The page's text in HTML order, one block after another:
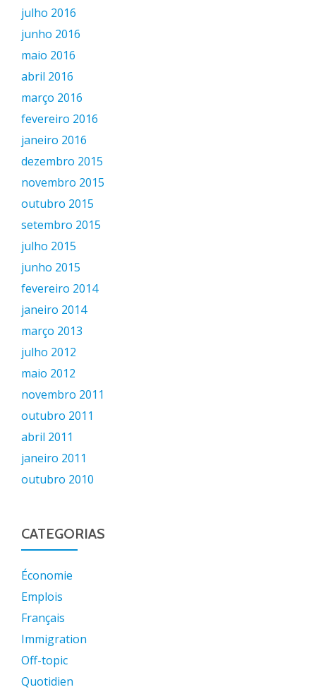
julho 2016
junho 2016
maio 2016
abril 2016
março 2016
fevereiro 2016
janeiro 2016
dezembro 2015
novembro 2015
outubro 2015
setembro 2015
julho 2015
junho 2015
fevereiro 2014
janeiro 2014
março 2013
julho 2012
maio 2012
novembro 2011
outubro 2011
abril 2011
janeiro 2011
outubro 2010
CATEGORIAS
Économie
Emplois
Français
Immigration
Off-topic
Quotidien